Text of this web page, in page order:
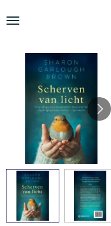
direct
hoofdinhoud